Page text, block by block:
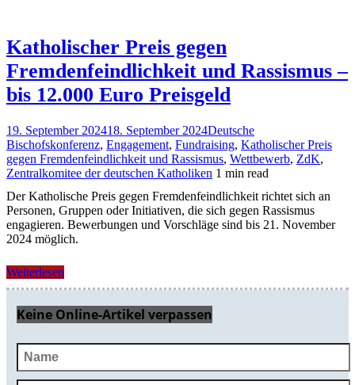
Katholischer Preis gegen
Fremdenfeindlichkeit und Rassismus –
bis 12.000 Euro Preisgeld
19. September 202418. September 2024Deutsche
Bischofskonferenz, Engagement, Fundraising, Katholischer Preis
gegen Fremdenfeindlichkeit und Rassismus, Wettbewerb, ZdK,
Zentralkomitee der deutschen Katholiken 1 min read
Der Katholische Preis gegen Fremdenfeindlichkeit richtet sich an
Personen, Gruppen oder Initiativen, die sich gegen Rassismus
engagieren. Bewerbungen und Vorschläge sind bis 21. November
2024 möglich.
Weiterlesen
Keine Online-Artikel verpassen